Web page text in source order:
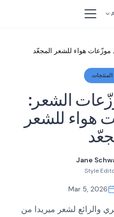
هواء للشعر المجعّد
الشعر:
هواء للشعر
Jane
Style
Mar 5, 2026
والرائع لشعر ميريدا من